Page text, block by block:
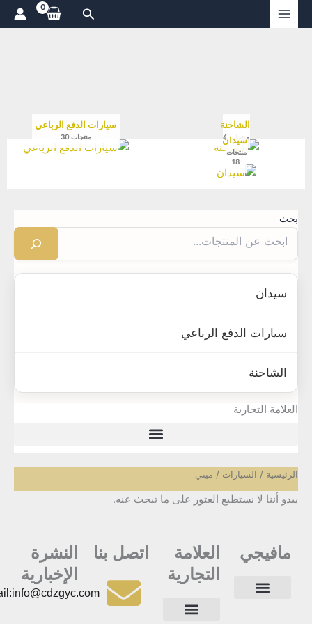
البحث
الشاحنة
منتجات 4
سيارات الدفع الرباعي
منتجات 30 سيدان
منتجات
سيدان
سيارات الدفع الرباعي
الشاحنة
التجارية
/السيارات/ ميني
أننا لا نستطيع العثور على ما تبحث عنه.
مافيجي
العلامة
التجارية
اتصل بنا
Email:info@cdzgyc.com
النشرة
الإخبارية